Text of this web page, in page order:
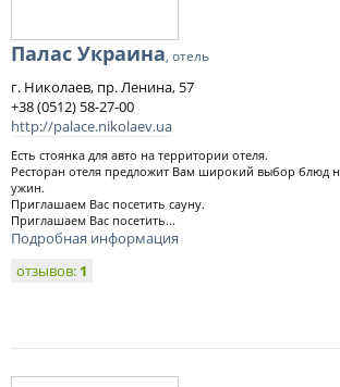
Палас Украина, отель
г. Николаев, пр. Ленина, 57
+38 (0512) 58-27-00
http://palace.nikolaev.ua
Есть стоянка для авто на территории отеля.
Ресторан отеля предложит Вам широкий выбор блюд
ужин.
Приглашаем Вас посетить сауну.
Приглашаем Вас посетить...
Подробная информация
отзывов: 1